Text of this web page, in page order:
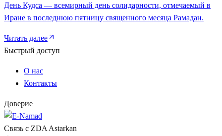
День Кудса — всемирный день солидарности, отмечаемый в
Иране в последнюю пятницу священного месяца Рамадан.
Читать далее
Быстрый доступ
О нас
Контакты
Доверие
Связь с ZDA Astarkan